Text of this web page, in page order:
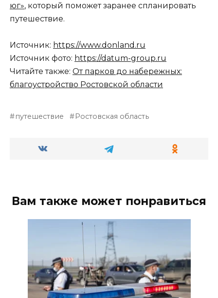
юг», который поможет заранее спланировать
путешествие.
Источник: https://www.donland.ru
Источник фото: https://datum-group.ru
Читайте также: От парков до набережных:
благоустройство Ростовской области
путешествие Ростовская область
Вам также может понравиться